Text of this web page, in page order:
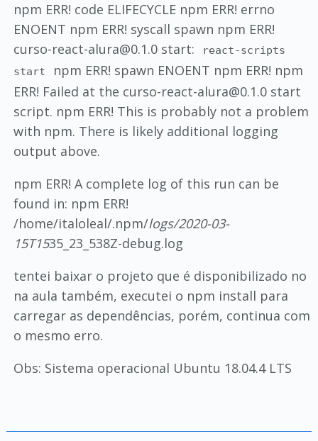
npm ERR! code ELIFECYCLE npm ERR! errno
ENOENT npm ERR! syscall spawn npm ERR!
curso-react-alura@0.1.0 start:
react-scripts
start
npm ERR! spawn ENOENT npm ERR! npm
ERR! Failed at the curso-react-alura@0.1.0 start
script. npm ERR! This is probably not a problem
with npm. There is likely additional logging
output above.
npm ERR! A complete log of this run can be
found in: npm ERR!
/home/italoleal/.npm/logs/2020-03-
15T1535_23_538Z-debug.log
tentei baixar o projeto que é disponibilizado no
na aula também, executei o npm install para
carregar as dependências, porém, continua com
o mesmo erro.
Obs: Sistema operacional Ubuntu 18.04.4 LTS